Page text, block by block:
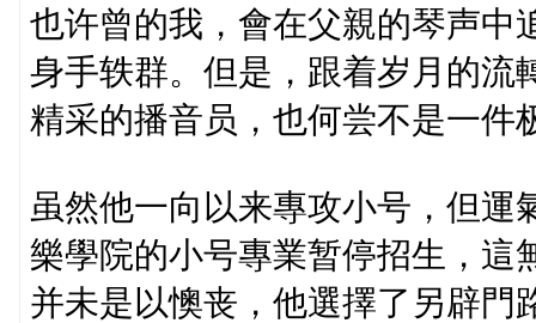
也许曾的我，會在父親的琴声中
身手轶群。但是，跟着岁月的流
精采的播音员，也何尝不是一件
虽然他一向以来專攻小号，但運
樂學院的小号專業暂停招生，這
并未是以懊丧，他選擇了另辟門